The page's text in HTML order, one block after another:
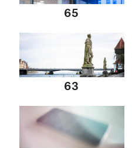
65
63